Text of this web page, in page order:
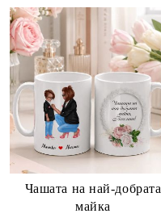
Чашата на най-добрата
майка